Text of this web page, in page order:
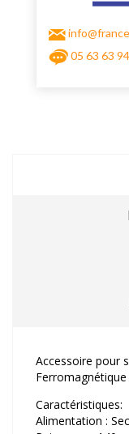
05 63 63
Accessoire pour
Caractéristiques:
Alimentation :